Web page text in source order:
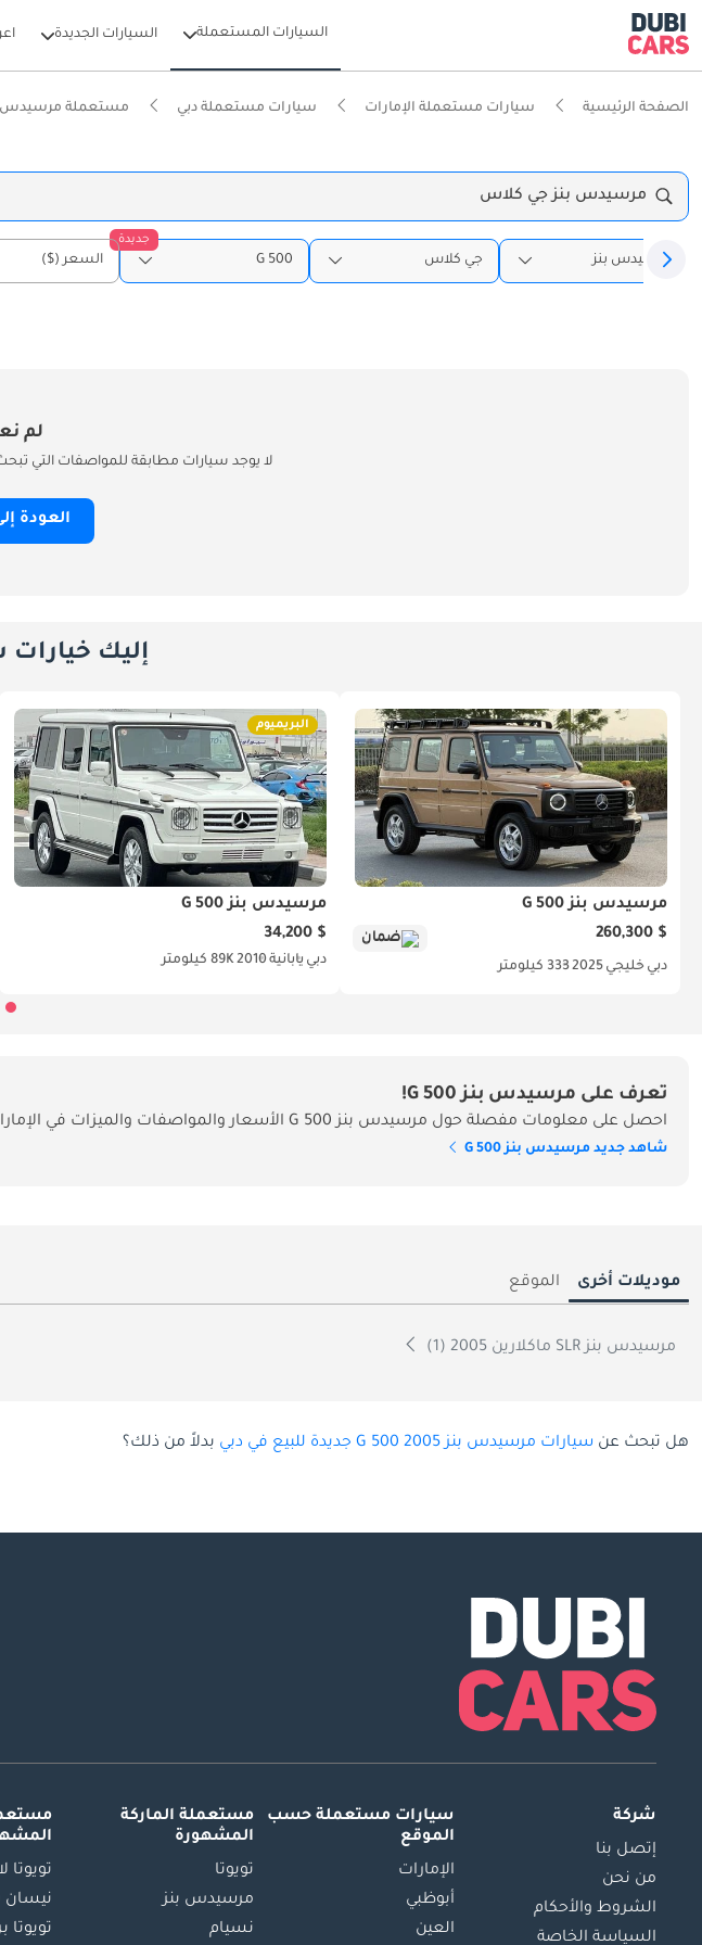
السيارات المستعملة السيارات الجديدة
الصفحة الرئيسية سيارات مستعملة الإمارات سيارات مستعملة دبي مستعملة مرسيدس
مرسيدس بنز جي كلاس
مرسيدس بنز جي كلاس
جديدة
G 500 السعر ($)
لم
لا يوجد سيارات مطابقة للمواصفات التي
العودة
إليك
مرسيدس بنز G 500
$ 260,300
ضمان
دبي خليجي 2025333 كيلومتر
البريميوم
مرسيدس بنز G 500
$ 34,200
دبي يابانية201089K كيلومتر
تعرف على مرسيدس بنز G 500!
احصل على معلومات مفصلة حول مرسيدس بنز G 500 الأسعار والمواصفات والميزات في الإمارات
شاهد جديد مرسيدس بنز G 500
موديلات أخرى الموقع
مرسيدس بنز SLR ماكلارين 2005 (1)
هل تبحث عن سيارات مرسيدس بنز G 500 2005 جديدة للبيع في دبي بدلاً من ذلك؟
شركة
إتصل بنا
من نحن
الشروط والأحكام
السياسة الخاصة
سيارات مستعملة حسب
الموقع
الإمارات
أبوظبي
العين
مستعملة الماركة
المشهورة
تويوتا
مرسيدس بنز
نسيام
تويوتا
نيسان
تويوتا